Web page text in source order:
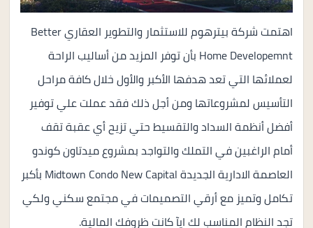
اهتمت شركة بيترهوم للاستثمار والتطوير العقاري Better
Home Developemnt بأن توفر المزيد من أساليب الراحة
لعملائها التي تعد هدفها الأكبر والأول خلال كافة مراحل
التأسيس لمشروعاتها ومن أجل ذلك فقد عملت علي توفير
أفضل أنظمة السداد والتقسيط حتي تزيح أي عقبة تقف
أمام الراغبين في التملك والتواجد بمشروع ميدتاون كوندو
العاصمة الادارية الجديدة Midtown Condo New Capital بأكبر
تكامل وتميز مع أرقي التصميمات في مجتمع سكني ولكي
تجد النظام المناسب لك ايآ كانت ظروفك المالية.